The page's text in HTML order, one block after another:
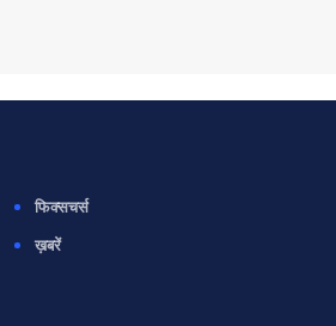
फिक्सचर्स
ख़बरें